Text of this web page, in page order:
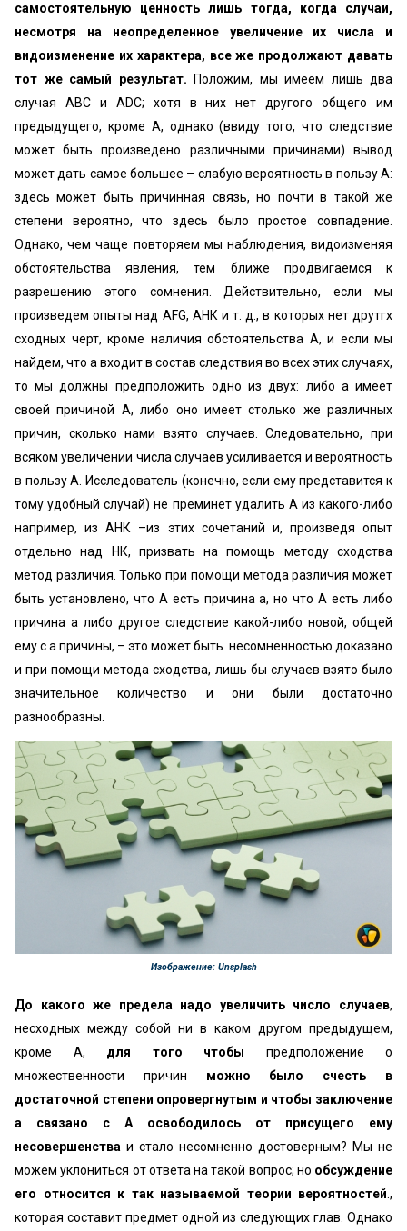
самостоятельную ценность лишь тогда, когда случаи,
несмотря на неопределенное увеличение их числа и
видоизменение их характера, все же продолжают давать
тот же самый результат. Положим, мы имеем лишь два
случая ABC и ADC; хотя в них нет другого общего им
предыдущего, кроме А, однако (ввиду того, что следствие
может быть произведено различными причинами) вывод
может дать самое большее – слабую вероятность в пользу А:
здесь может быть причинная связь, но почти в такой же
степени вероятно, что здесь было простое совпадение.
Однако, чем чаще повторяем мы наблюдения, видоизменяя
обстоятельства явления, тем ближе продвигаемся к
разрешению этого сомнения. Действительно, если мы
произведем опыты над AFG, АНК и т. д., в которых нет друтгх
сходных черт, кроме наличия обстоятельства А, и если мы
найдем, что а входит в состав следствия во всех этих случаях,
то мы должны предположить одно из двух: либо а имеет
своей причиной А, либо оно имеет столько же различных
причин, сколько нами взято случаев. Следовательно, при
всяком увеличении числа случаев усиливается и вероятность
в пользу А. Исследователь (конечно, если ему представится к
тому удобный случай) не преминет удалить А из какого-либо
например, из АНК –из этих сочетаний и, произведя опыт
отдельно над НК, призвать на помощь методу сходства
метод различия. Только при помощи метода различия может
быть установлено, что А есть причина а, но что А есть либо
причина а либо другое следствие какой-либо новой, общей
ему с а причины, – это может быть несомненностью доказано
и при помощи метода сходства, лишь бы случаев взято было
значительное количество и они были достаточно
разнообразны.
Изображение: Unsplash
До какого же предела надо увеличить число случаев,
несходных между собой ни в каком другом предыдущем,
кроме А, для того чтобы предположение о
множественности причин можно было счесть в
достаточной степени опровергнутым и чтобы заключение
а связано с А освободилось от присущего ему
несовершенства и стало несомненно достоверным? Мы не
можем уклониться от ответа на такой вопрос; но обсуждение
его относится к так называемой теории вероятностей .,
которая составит предмет одной из следующих глав. Однако